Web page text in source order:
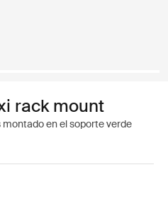
rack mount
en el soporte verde
suave
Verde nutria (selected)
Majolica Blue